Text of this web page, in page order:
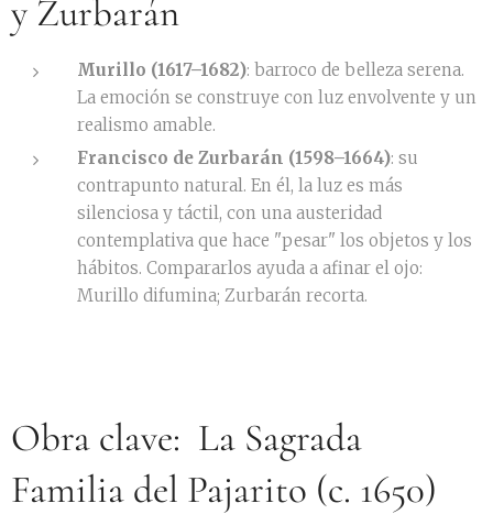
y Zurbarán
Murillo (1617–1682): barroco de belleza serena.
La emoción se construye con luz envolvente y un
realismo amable.
Francisco de Zurbarán (1598–1664): su
contrapunto natural. En él, la luz es más
silenciosa y táctil, con una austeridad
contemplativa que hace "pesar" los objetos y los
hábitos. Compararlos ayuda a afinar el ojo:
Murillo difumina; Zurbarán recorta.
Obra clave: La Sagrada
Familia del Pajarito (c. 1650)